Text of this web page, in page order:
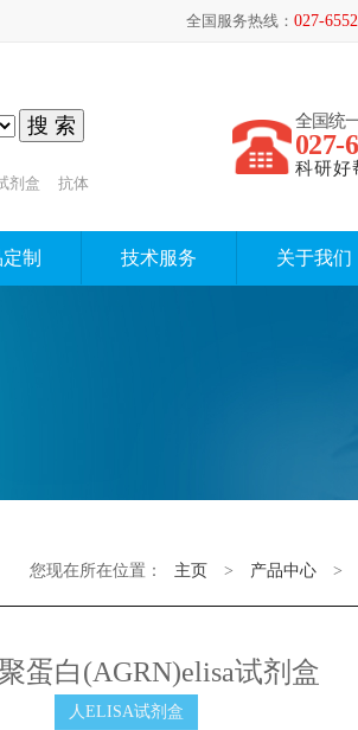
全国服务热线： 027-
搜 索 全国统
027-
科研好
剂盒 抗体
制 技术服务 关于我们
您现在所在位置： 主页 > 产品中心 >
蛋白(AGRN)elisa试剂盒
人ELISA试剂盒